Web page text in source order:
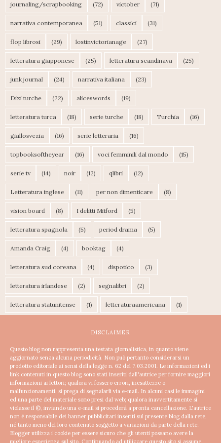
journaling/scrapbooking (72) victober (71)
narrativa contemporanea (51) classici (31)
flop librosi (29) lostinvictorianage (27)
letteratura giapponese (25) letteratura scandinava (25)
junk journal (24) narrativa italiana (23)
Dizi turche (22) aliceswords (19)
letteratura turca (18) serie turche (18) Turchia (16)
giallosvezia (16) serie letteraria (16)
topbooksoftheyear (16) voci femminili dal mondo (15)
serie tv (14) noir (12) qlibri (12)
Letteratura inglese (11) per non dimenticare (8)
vision board (8) I delitti Mitford (5)
letteratura spagnola (5) period drama (5)
Amanda Craig (4) booktag (4)
letteratura sud coreana (4) dispotico (3)
letteratura irlandese (2) segnalibri (2)
letteratura statunitense (1) letteraturaamericana (1)
DISCLAIMER
Questo blog non rappresenta una testata giornalistica, in quanto viene
aggiornato senza alcuna periodicità. Non può pertanto considerarsi un
prodotto editoriale ai sensi della legge n. 62 del 7.03.2001. Le informazioni ed i
link contenuti in questo blog sono stati inseriti dall'autrice per fornire maggiori
informazioni ai lettori; qualora vi fossero errori, inesattezze o
malfunzionamenti, si prega di segnalarli via e-mail. In alcuni casi le immagini
ed una parte del materiale sono presi dal web; qualora inavvertitamente si
violasse il ©, inviando una e-mail si procederà a pronta cancellazione. L'autrice
non è responsabile dei banner pubblicitari inseriti sul presente blog dalla rete,
né tanto meno del loro contenuto soggetto a variazioni da parte della rete.
Blogger utilizza i cookie per essere sicuro che gli utenti possano avere la
migliore esperienza sul sito. Continuando ad utilizzare questo sito si assume